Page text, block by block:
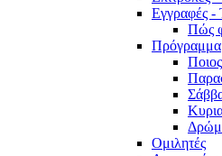
Εγγραφές -
Πώς
Πρόγραμμα
Ομιλητές